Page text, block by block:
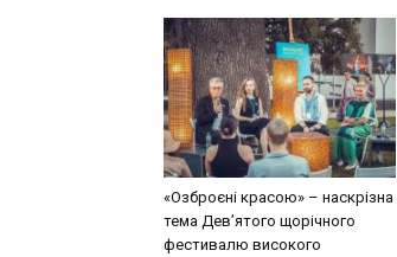
«Озброєні красою» – наскрізна
тема Дев’ятого щорічного
фестивалю високого